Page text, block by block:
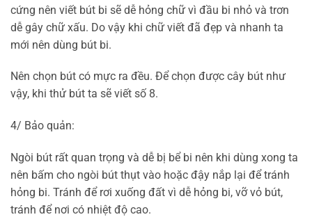
cứng nên viết bút bi sẽ dễ hỏng chữ vì đầu bi nhỏ và trơn
dễ gây chữ xấu. Do vậy khi chữ viết đã đẹp và nhanh ta
mới nên dùng bút bi.
Nên chọn bút có mực ra đều. Để chọn được cây bút như
vậy, khi thử bút ta sẽ viết số 8.
4/ Bảo quản:
Ngòi bút rất quan trọng và dễ bị bể bi nên khi dùng xong ta
nên bấm cho ngòi bút thụt vào hoặc đậy nắp lại để tránh
hỏng bi. Tránh để rơi xuống đất vì dễ hỏng bi, vỡ vỏ bút,
tránh để nơi có nhiệt độ cao.